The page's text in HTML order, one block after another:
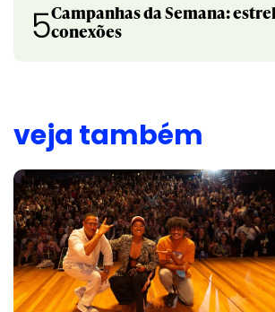
5Campanhas da Semana:
conexões
veja também